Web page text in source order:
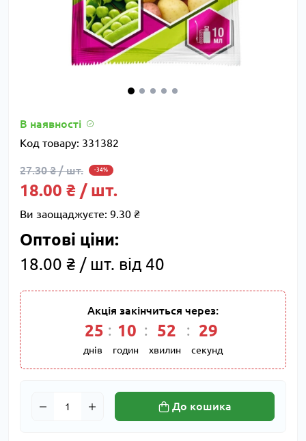
В наявності
Код товару: 331382
27.30 ₴ / шт. -34%
18.00 ₴ / шт.
Ви заощаджуєте: 9.30 ₴
Оптові ціни:
18.00 ₴ / шт. від 40
Акція закінчиться через:
25
днів
: 10
годин
: 52
хвилин
: 28
секунд
До кошика